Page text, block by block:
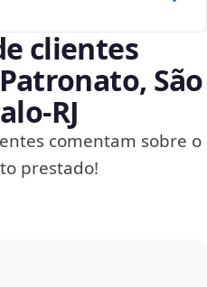
clientes
São
comentam sobre o
prestado!